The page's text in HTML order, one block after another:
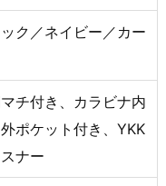
ク／ネイビー／カー
チ付き、カラビナ内
ポケット付き、YKK
ナー